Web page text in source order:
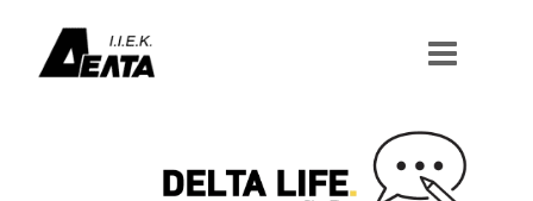
περιεχόμενο